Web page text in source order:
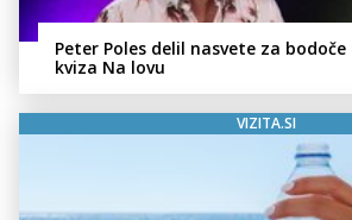
Peter Poles delil nasvete za
kviza Na lovu
VIZITA.SI